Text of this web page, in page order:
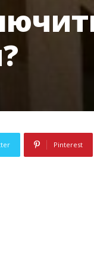
Pinterest